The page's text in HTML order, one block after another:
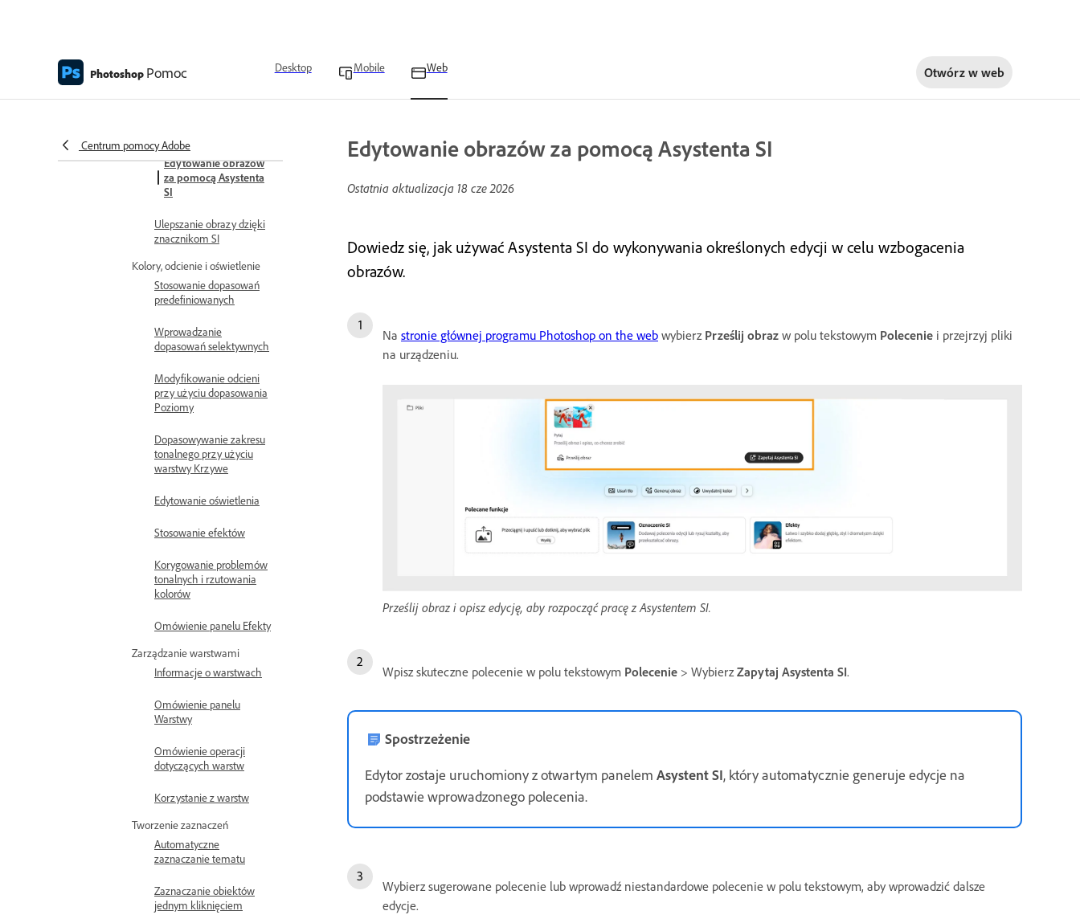
Photoshop Pomoc Desktop Mobile Web Otwórz w web
Centrum pomocy Adobe
Formowanie
Edytowanie obrazów
za pomocą Asystenta
SI
Ulepszanie obrazy dzięki
znacznikom SI
Kolory, odcienie i oświetlenie
Stosowanie dopasowań
predefiniowanych
Wprowadzanie
dopasowań selektywnych
Modyfikowanie odcieni
przy użyciu dopasowania
Poziomy
Dopasowywanie zakresu
tonalnego przy użyciu
warstwy Krzywe
Edytowanie oświetlenia
Stosowanie efektów
Korygowanie problemów
tonalnych i rzutowania
kolorów
Omówienie panelu Efekty
Zarządzanie warstwami
Informacje o warstwach
Omówienie panelu
Warstwy
Omówienie operacji
dotyczących warstw
Korzystanie z warstw
Tworzenie zaznaczeń
Automatyczne
zaznaczanie tematu
Zaznaczanie obiektów
jednym kliknięciem
Edytowanie obrazów za pomocą Asystenta SI
Ostatnia aktualizacja 18 cze 2026
Dowiedz się, jak używać Asystenta SI do wykonywania określonych edycji w celu wzbogacenia
obrazów.
Na stronie głównej programu Photoshop on the web wybierz Prześlij obraz w polu tekstowym Polecenie i przejrzyj pliki
na urządzeniu.
Prześlij obraz i opisz edycję, aby rozpocząć pracę z Asystentem SI.
Wpisz skuteczne polecenie w polu tekstowym Polecenie > WybierzZapytaj Asystenta SI.
Spostrzeżenie
Edytor zostaje uruchomiony z otwartym panelem Asystent SI, który automatycznie generuje edycje na
podstawie wprowadzonego polecenia.
Wybierz sugerowane polecenie lub wprowadź niestandardowe polecenie w polu tekstowym, aby wprowadzić dalsze
edycje.